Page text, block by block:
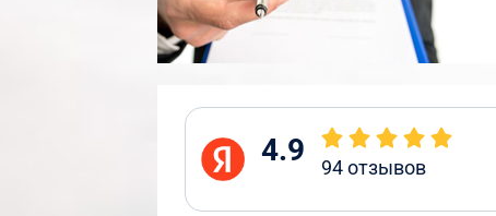
4.9 94отзывов